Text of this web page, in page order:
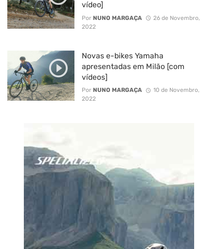
vídeo]
Por NUNO MARGAÇA
26 de Novembro,
2022
Novas e-bikes Yamaha
apresentadas em Milão [com
vídeos]
Por NUNO MARGAÇA
10 de Novembro,
2022